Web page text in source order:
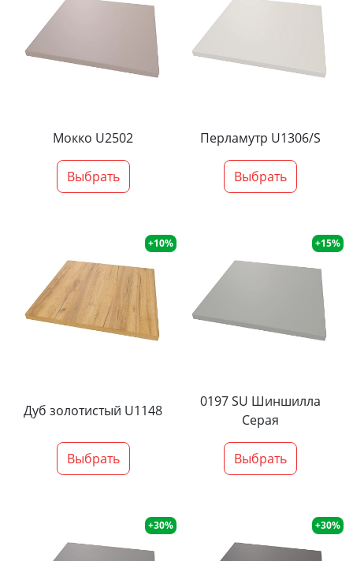
Мокко U2502
Выбрать
Перламутр U1306/S
Выбрать
+10%
Дуб золотистый U1148
Выбрать
+15%
0197 SU Шиншилла
Серая
Выбрать
+30% +30%